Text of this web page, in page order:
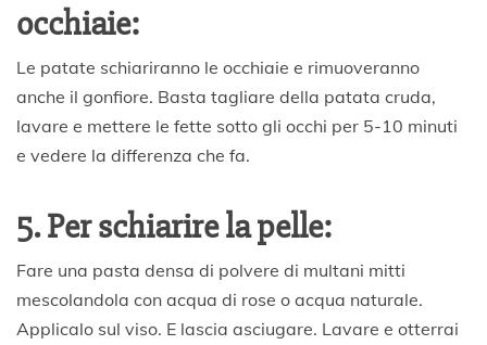
occhiaie:
Le patate schiariranno le occhiaie e rimuoveranno
anche il gonfiore. Basta tagliare della patata cruda,
lavare e mettere le fette sotto gli occhi per 5-10 minuti
e vedere la differenza che fa.
5. Per schiarire la pelle:
Fare una pasta densa di polvere di multani mitti
mescolandola con acqua di rose o acqua naturale.
Applicalo sul viso. E lascia asciugare. Lavare e otterrai